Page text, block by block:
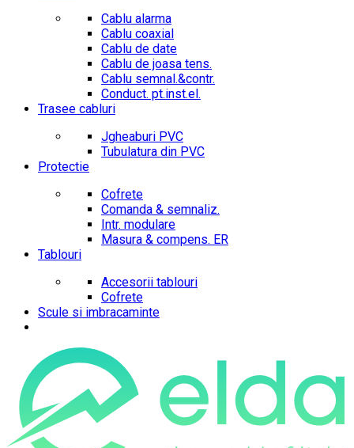
Cablu alarma
Cablu coaxial
Cablu de date
Cablu de joasa tens.
Cablu semnal.&contr.
Conduct. pt.inst.el.
Trasee cabluri
Jgheaburi PVC
Tubulatura din PVC
Protectie
Cofrete
Comanda & semnaliz.
Intr. modulare
Masura & compens. ER
Tablouri
Accesorii tablouri
Cofrete
Scule si imbracaminte